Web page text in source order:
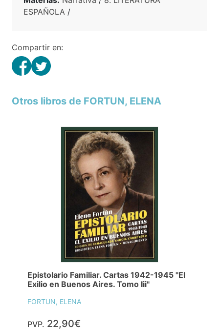
ESPAÑOLA /
Compartir en:
Otros libros de FORTUN, ELENA
Epistolario Familiar. Cartas 1942-1945 "El
Exilio en Buenos Aires. Tomo Iii"
FORTUN, ELENA
PVP. 22,90€